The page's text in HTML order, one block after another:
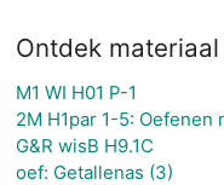
Ontdek materiaal
M1 WI H01 P-1
2M H1par 1-5:
G&R wisB H9.1C
oef: Getallenas (3)